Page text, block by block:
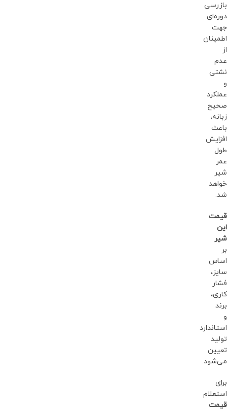
بازرسی
دوره‌ای
جهت
اطمینان
از
عدم
نشتی
و
عملکرد
صحیح
زبانه،
باعث
افزایش
طول
عمر
شیر
خواهد
شد.
قیمت
این
شیر
بر
اساس
سایز،
فشار
کاری،
برند
و
استاندارد
تولید
تعیین
می‌شود.
برای
استعلام
قیمت